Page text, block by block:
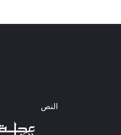
النص